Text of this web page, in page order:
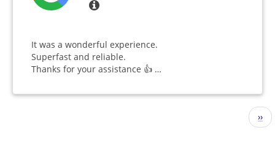
It was a wonderful experience.
Superfast and reliable.
Thanks for your assistance 👍 …
下
一
››